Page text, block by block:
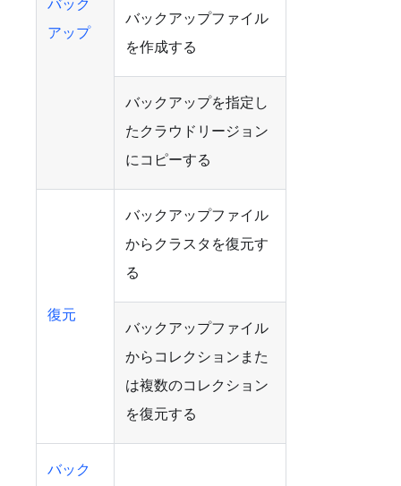
アップ
バックアップファイル
を作成する
バックアップを指定し
たクラウドリージョン
にコピーする
復元
バックアップファイル
からクラスタを復元す
る
バックアップファイル
からコレクションまた
は複数のコレクション
を復元する
バック